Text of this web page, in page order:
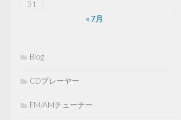
31
« 7月
Blog
CDプレーヤー
FM/AMチューナー